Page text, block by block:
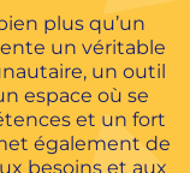
plus qu’un
un véritable
un outil
espace où se
et un fort
également de
besoins et aux